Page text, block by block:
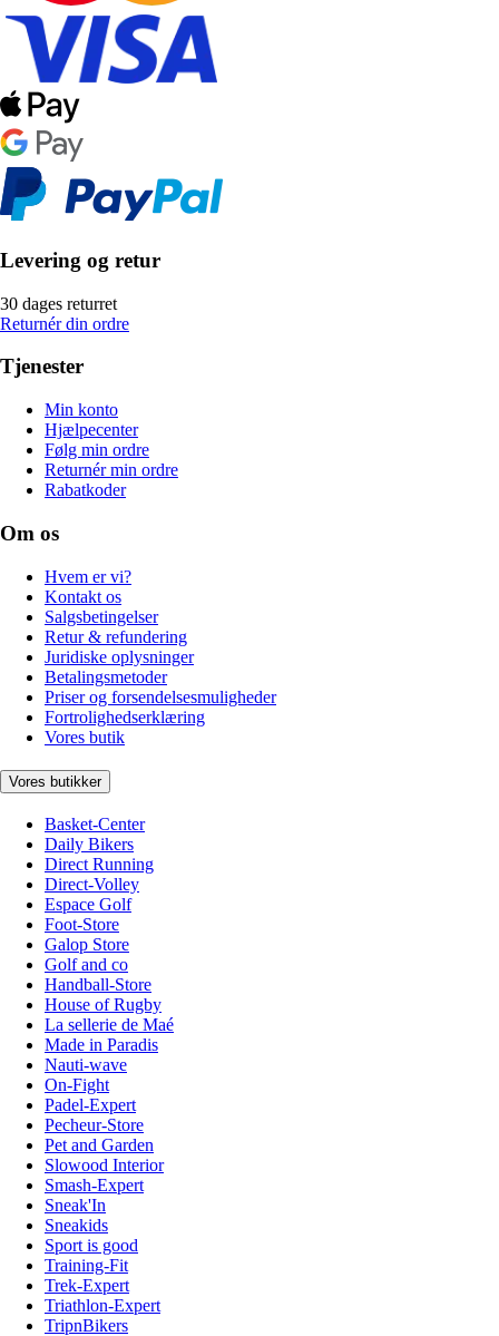
Levering og retur
30 dages returret
Returnér din ordre
Tjenester
Min konto
Hjælpecenter
Følg min ordre
Returnér min ordre
Rabatkoder
Om os
Hvem er vi?
Kontakt os
Salgsbetingelser
Retur & refundering
Juridiske oplysninger
Betalingsmetoder
Priser og forsendelsesmuligheder
Fortrolighedserklæring
Vores butik
Vores butikker
Basket-Center
Daily Bikers
Direct Running
Direct-Volley
Espace Golf
Foot-Store
Galop Store
Golf and co
Handball-Store
House of Rugby
La sellerie de Maé
Made in Paradis
Nauti-wave
On-Fight
Padel-Expert
Pecheur-Store
Pet and Garden
Slowood Interior
Smash-Expert
Sneak'In
Sneakids
Sport is good
Training-Fit
Trek-Expert
Triathlon-Expert
TripnBikers